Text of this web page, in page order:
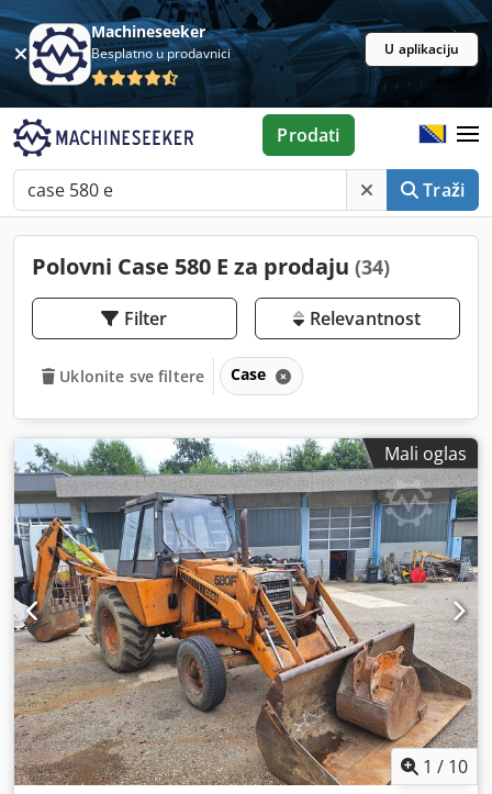
Machineseeker
Besplatno u prodavnici U aplikaciju
Traži
Prodati
Polovni Case 580 E za prodaju (34)
Filter Relevantnost
Uklonite sve filtere Case
Mali oglas
1 / 10